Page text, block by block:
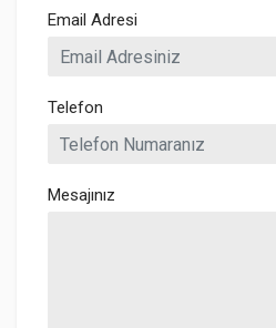
Email Adresi
Telefon
Mesajınız